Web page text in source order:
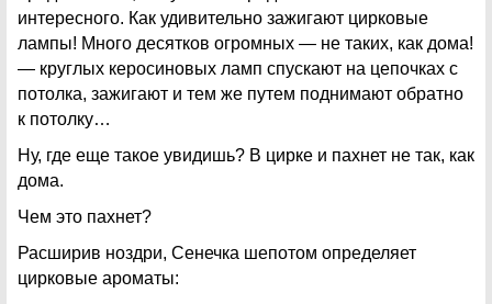
интересного. Как удивительно зажигают цирковые
лампы! Много десятков огромных — не таких, как дома!
— круглых керосиновых ламп спускают на цепочках с
потолка, зажигают и тем же путем поднимают обратно
к потолку…
Ну, где еще такое увидишь? В цирке и пахнет не так, как
дома.
Чем это пахнет?
Расширив ноздри, Сенечка шепотом определяет
цирковые ароматы: